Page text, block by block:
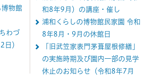
物館
わづ
日）
和8年9月）の講座・催し
浦和くらしの博物館民家園 令和
8年8月・9月の休館日
「旧武笠家表門茅葺屋根修繕」
の実施時期及び園内一部の見学
休止のお知らせ（令和8年7月